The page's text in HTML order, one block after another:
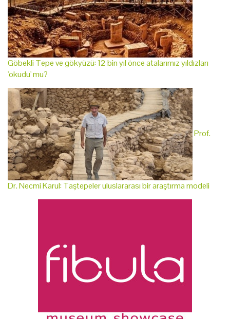
Göbekli Tepe ve gökyüzü: 12 bin yıl önce atalarımız yıldızları
'okudu' mu?
Prof.
Dr. Necmi Karul: Taştepeler uluslararası bir araştırma modeli